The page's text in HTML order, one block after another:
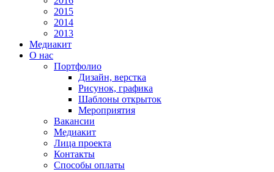
2015
2014
2013
Медиакит
О нас
Портфолио
Дизайн, верстка
Рисунок, графика
Шаблоны открыток
Мероприятия
Вакансии
Медиакит
Лица проекта
Контакты
Способы оплаты